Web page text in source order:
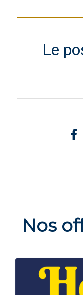
Le
Nos